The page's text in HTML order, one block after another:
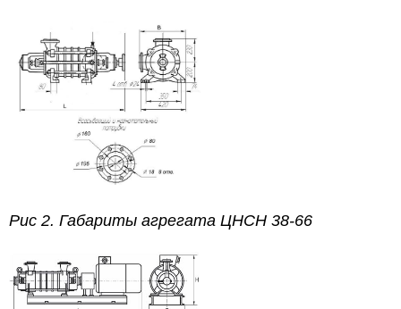
Рис 2. Габариты агрегата ЦНСН 38-66